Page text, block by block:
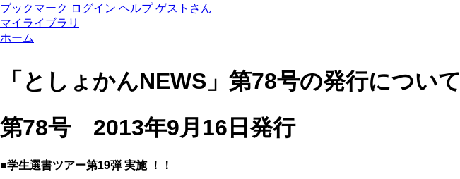
ブックマーク ログイン ヘルプ ゲストさん
マイライブラリ
ホーム
「としょかんNEWS」第78号の発行について
第78号 2013年9月16日発行
■学生選書ツアー第19弾 実施 ！！